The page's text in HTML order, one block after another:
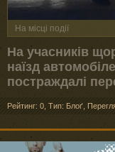
На місці події
На учасників
наїзд
постраждалі
Рейтинг: 0 Тип: Блоґ